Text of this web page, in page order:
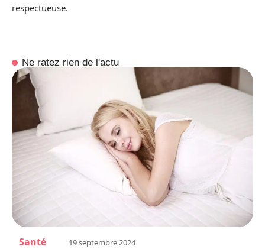
respectueuse.
Ne ratez rien de l'actu
Santé 19 septembre 2024